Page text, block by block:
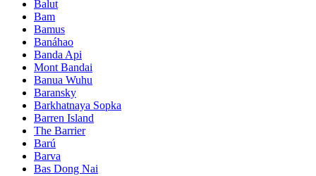
Balut
Bam
Bamus
Banáhao
Banda Api
Mont Bandai
Banua Wuhu
Baransky
Barkhatnaya Sopka
Barren Island
The Barrier
Barú
Barva
Bas Dong Nai